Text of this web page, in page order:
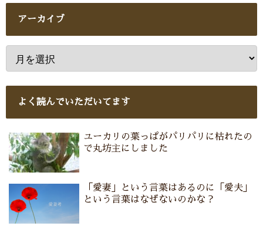
アーカイブ
よく読んでいただいてます
ユーカリの葉っぱがパリパリに枯れたの
で丸坊主にしました
「愛妻」という言葉はあるのに「愛夫」
という言葉はなぜないのかな？